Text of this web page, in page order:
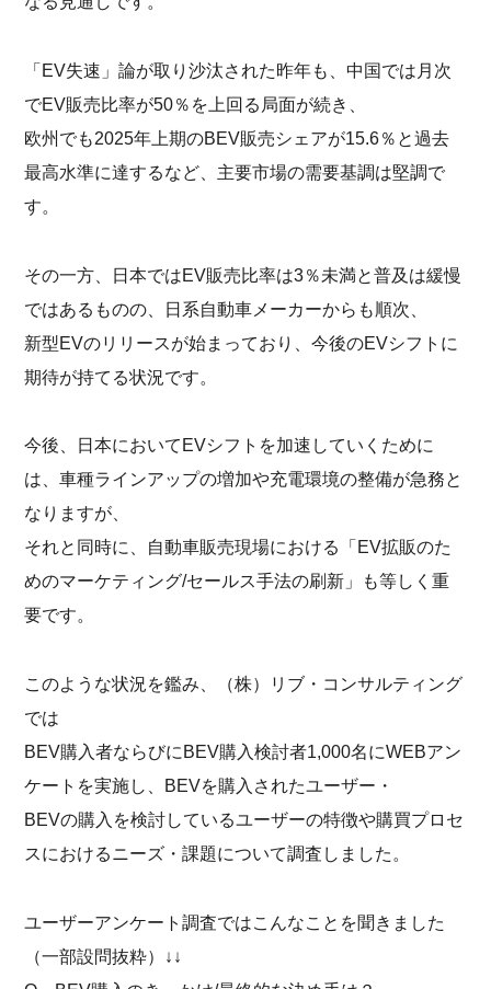
「EV失速」論が取り沙汰された昨年も、中国では月次
でEV販売比率が50％を上回る局面が続き、
欧州でも2025年上期のBEV販売シェアが15.6％と過去
最高水準に達するなど、主要市場の需要基調は堅調で
す。
その一方、日本ではEV販売比率は3％未満と普及は緩慢
ではあるものの、日系自動車メーカーからも順次、
新型EVのリリースが始まっており、今後のEVシフトに
期待が持てる状況です。
今後、日本においてEVシフトを加速していくために
は、車種ラインアップの増加や充電環境の整備が急務と
なりますが、
それと同時に、自動車販売現場における「EV拡販のた
めのマーケティング/セールス手法の刷新」も等しく重
要です。
このような状況を鑑み、（株）リブ・コンサルティング
では
BEV購入者ならびにBEV購入検討者1,000名にWEBアン
ケートを実施し、BEVを購入されたユーザー・
BEVの購入を検討しているユーザーの特徴や購買プロセ
スにおけるニーズ・課題について調査しました。
ユーザーアンケート調査ではこんなことを聞きました
（一部設問抜粋）↓↓